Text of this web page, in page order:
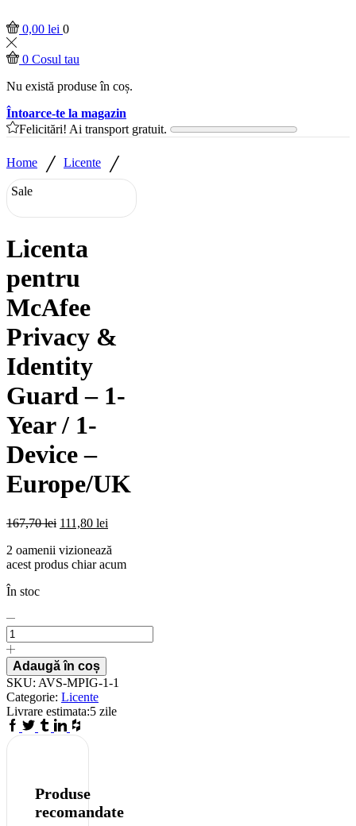
0,00 lei 0
0 Cosul tau
Nu există produse în coș.
Întoarce-te la magazin
Felicitări! Ai transport gratuit.
Home / Licente /
Sale
Licenta
pentru
McAfee
Privacy &
Identity
Guard – 1-
Year / 1-
Device –
Europe/UK
167,70lei 111,80 lei
2 oamenii vizionează
acest produs chiar acum
În stoc
Licenta
McAfee
Privacy
&
Identity
Guard
-
1-
Device
Europe/UK
Adaugă în coș
SKU: AVS-MPIG-1-1
Categorie: Licente
Livrare estimata:5 zile
Facebook
TwitterTumblr
Linkedin
Houzz
Produse
recomandate